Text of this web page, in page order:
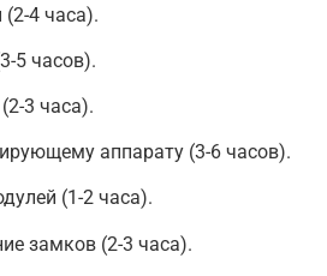
4 часа).
5 часов).
3 часа).
аппарату (3-6 часов).
(1-2 часа).
замков (2-3 часа).